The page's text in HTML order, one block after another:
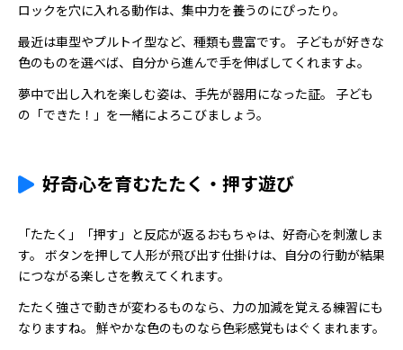
ロックを穴に入れる動作は、集中力を養うのにぴったり。
最近は車型やプルトイ型など、種類も豊富です。 子どもが好きな
色のものを選べば、自分から進んで手を伸ばしてくれますよ。
夢中で出し入れを楽しむ姿は、手先が器用になった証。 子ども
の「できた！」を一緒によろこびましょう。
好奇心を育むたたく・押す遊び
「たたく」「押す」と反応が返るおもちゃは、好奇心を刺激しま
す。 ボタンを押して人形が飛び出す仕掛けは、自分の行動が結果
につながる楽しさを教えてくれます。
たたく強さで動きが変わるものなら、力の加減を覚える練習にも
なりますね。 鮮やかな色のものなら色彩感覚もはぐくまれます。